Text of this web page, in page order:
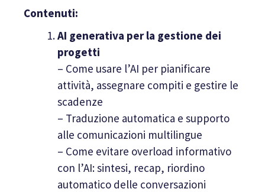
Contenuti:
AI generativa per la gestione dei
progetti
– Come usare l’AI per pianificare
attività, assegnare compiti e gestire le
scadenze
– Traduzione automatica e supporto
alle comunicazioni multilingue
– Come evitare overload informativo
con l’AI: sintesi, recap, riordino
automatico delle conversazioni